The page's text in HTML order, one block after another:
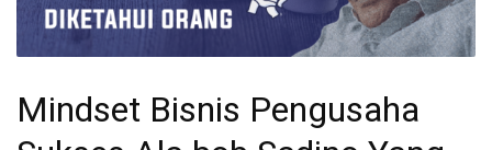
Mindset Bisnis Pengusaha